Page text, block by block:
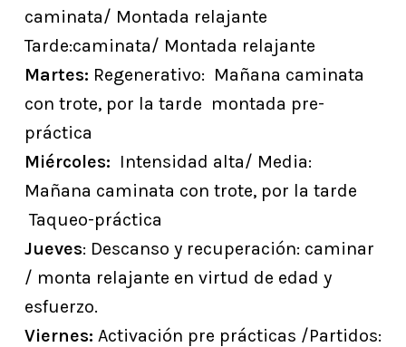
caminata/ Montada relajante
Tarde:caminata/ Montada relajante
Martes: Regenerativo: Mañana caminata
con trote, por la tarde montada pre-
práctica
Miércoles: Intensidad alta/ Media:
Mañana caminata con trote, por la tarde
Taqueo-práctica
Jueves: Descanso y recuperación: caminar
/ monta relajante en virtud de edad y
esfuerzo.
Viernes: Activación pre prácticas /Partidos: